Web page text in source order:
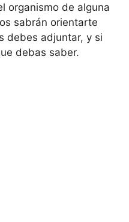
organismo de alguna
sabrán orientarte
debes adjuntar, y si
debas saber.